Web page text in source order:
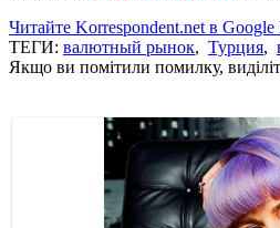
Читайте Korrespondent.net в Google
ТЕГИ: валютный рынок, Турция,
Якщо ви помітили помилку,